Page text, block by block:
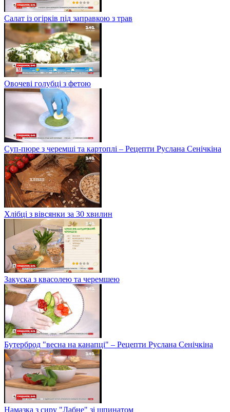
Салат із огірків під заправкою з трав
Овочеві голубці з фетою
Суп-пюре з черемші та картоплі – Рецепти Руслана Сенічкіна
Хлібці з вівсянки за 30 хвилин
Закуска з квасолею та черемшею
Бутерброд "весна на канапці" – Рецепти Руслана Сенічкіна
Намазка з сиру "Лабне" зі шпинатом